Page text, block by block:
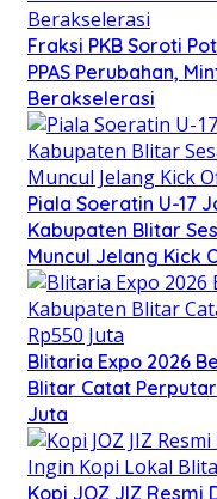
Fraksi PKB Soroti
PPAS Perubahan,
Berakselerasi
Piala Soeratin U-17
Kabupaten Blitar
Muncul Jelang Kick
Blitaria Expo 2026
Blitar Catat
Juta
Kopi JOZ JIZ Resmi